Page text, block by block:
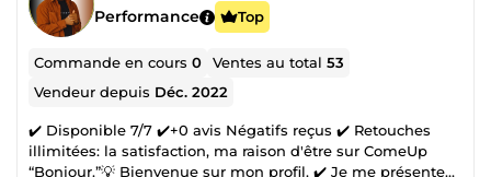
Performance Top
Commande en cours0 Ventes au total53
Vendeur depuis Déc. 2022
✔️ Disponible 7/7 ✔️+0 avis Négatifs reçus ✔️ Retouches
illimitées: la satisfaction, ma raison d'être sur ComeUp
“Bonjour.”💡 Bienvenue sur mon profil. ✔️ Je me présente